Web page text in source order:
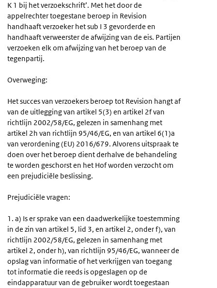
K 1 bij het verzoekschrift’. Met het door de
appelrechter toegestane beroep in Revision
handhaaft verzoeker het sub I 3 gevorderde en
handhaaft verweerster de afwijzing van de eis. Partijen
verzoeken elk om afwijzing van het beroep van de
tegenpartij.
Overweging:
Het succes van verzoekers beroep tot Revision hangt af
van de uitlegging van artikel 5(3) en artikel 2f van
richtlijn 2002/58/EG, gelezen in samenhang met
artikel 2h van richtlijn 95/46/EG, en van artikel 6(1)a
van verordening (EU) 2016/679. Alvorens uitspraak te
doen over het beroep dient derhalve de behandeling
te worden geschorst en het Hof worden verzocht om
een prejudiciële beslissing.
Prejudiciële vragen:
1. a) Is er sprake van een daadwerkelijke toestemming
in de zin van artikel 5, lid 3, en artikel 2, onder f), van
richtlijn 2002/58/EG, gelezen in samenhang met
artikel 2, onder h), van richtlijn 95/46/EG, wanneer de
opslag van informatie of het verkrijgen van toegang
tot informatie die reeds is opgeslagen op de
eindapparatuur van de gebruiker wordt toegestaan